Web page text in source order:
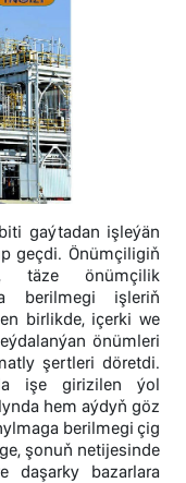
gaýtadan işleýän
geçdi. Önümçiligiň
täze önümçilik
berilmegi işleriň
birlikde, içerki we
önümleri
şertleri döretdi.
işe girizilen ýol
hem aýdyň göz
berilmegi çig
şonuň netijesinde
daşarky bazarlara